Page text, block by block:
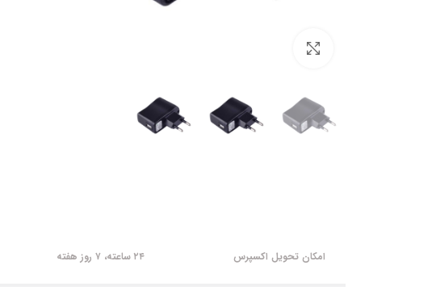
امکان تحویل اکسپرس ۲۴ ساعته، ۷ روز هفته